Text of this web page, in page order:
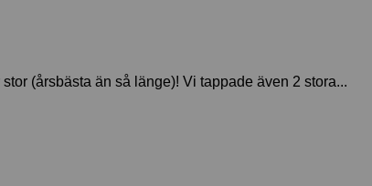
(årsbästa än så länge)! Vi tappade även 2 stora...